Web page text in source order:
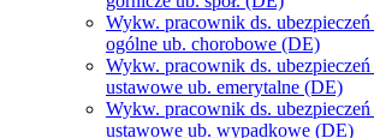
Wykw. pracownik ds. ubezpieczeń
ogólne ub. chorobowe (DE)
Wykw. pracownik ds. ubezpieczeń
ustawowe ub. emerytalne (DE)
Wykw. pracownik ds. ubezpieczeń
ustawowe ub. wypadkowe (DE)